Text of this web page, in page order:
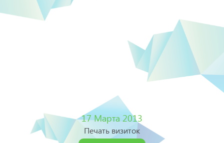
17 Марта 2013
Печать визиток